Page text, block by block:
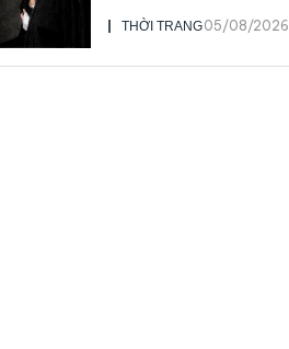
THỜI TRANG05/08/2026
sức ảnh hưởng sâu
rộng của NTK John
Galliano